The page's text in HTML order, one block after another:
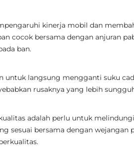
kinerja mobil dan
cocok bersama dengan anjuran
ban.
untuk langsung mengganti suku
rusaknya yang lebih
adalah perlu untuk
sesuai bersama dengan wejangan